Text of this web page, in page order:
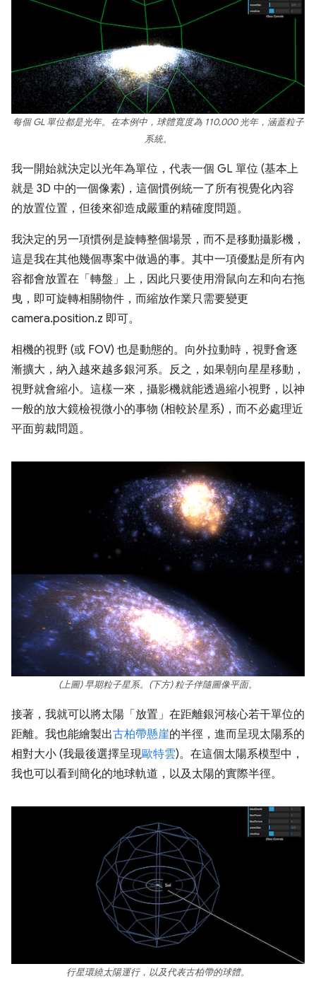
每個 GL 單位都是光年。在本例中，球體寬度為 110,000 光年，涵蓋粒子
系統。
我一開始就決定以光年為單位，代表一個 GL 單位 (基本上
就是 3D 中的一個像素)，這個慣例統一了所有視覺化內容
的放置位置，但後來卻造成嚴重的精確度問題。
我決定的另一項慣例是旋轉整個場景，而不是移動攝影機，
這是我在其他幾個專案中做過的事。其中一項優點是所有內
容都會放置在「轉盤」上，因此只要使用滑鼠向左和向右拖
曳，即可旋轉相關物件，而縮放作業只需要變更
camera.position.z 即可。
相機的視野 (或 FOV) 也是動態的。向外拉動時，視野會逐
漸擴大，納入越來越多銀河系。反之，如果朝向星星移動，
視野就會縮小。這樣一來，攝影機就能透過縮小視野，以神
一般的放大鏡檢視微小的事物 (相較於星系)，而不必處理近
平面剪裁問題。
(上圖) 早期粒子星系。(下方) 粒子伴隨圖像平面。
接著，我就可以將太陽「放置」在距離銀河核心若干單位的
距離。我也能繪製出古柏帶懸崖的半徑，進而呈現太陽系的
相對大小 (我最後選擇呈現歐特雲)。在這個太陽系模型中，
我也可以看到簡化的地球軌道，以及太陽的實際半徑。
行星環繞太陽運行，以及代表古柏帶的球體。